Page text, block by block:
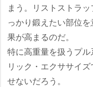
まう。リストストラ
っかり鍛えたい部位
果が高まるのだ。
特に高重量を扱うプ
リック・エクササイ
せないだろう。